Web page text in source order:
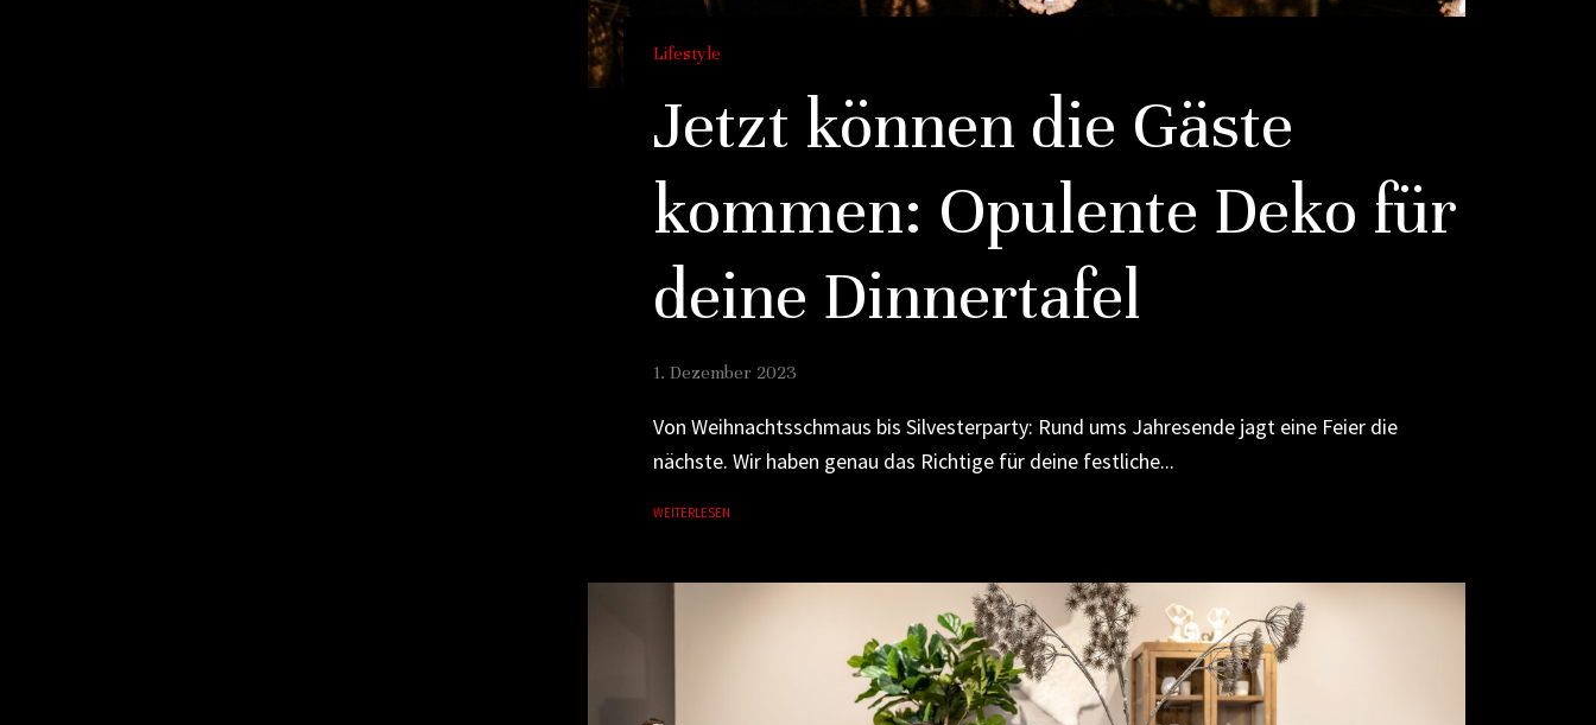
Lifestyle
Jetzt können die Gäste
kommen: Opulente Deko für
deine Dinnertafel
1. Dezember 2023
Von Weihnachtsschmaus bis Silvesterparty: Rund ums Jahresende jagt eine Feier die
nächste. Wir haben genau das Richtige für deine festliche...
WEITERLESEN